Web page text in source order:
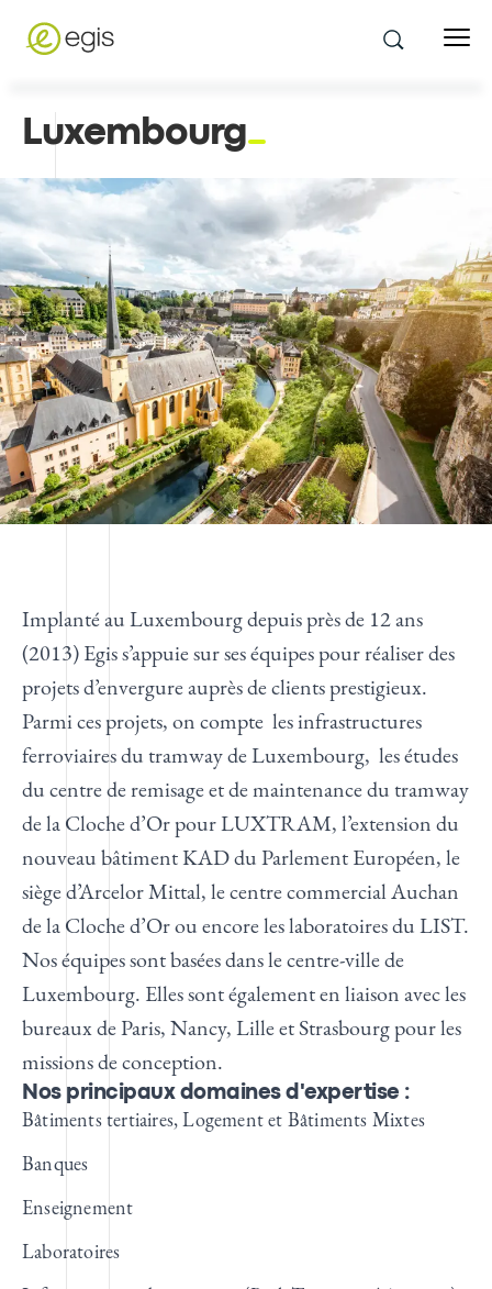
Luxembourg
Implanté au Luxembourg depuis près de 12 ans
(2013) Egis s’appuie sur ses équipes pour réaliser des
projets d’envergure auprès de clients prestigieux.
Parmi ces projets, on compte les infrastructures
ferroviaires du tramway de Luxembourg, les études
du centre de remisage et de maintenance du tramway
de la Cloche d’Or pour LUXTRAM, l’extension du
nouveau bâtiment KAD du Parlement Européen, le
siège d’Arcelor Mittal, le centre commercial Auchan
de la Cloche d’Or ou encore les laboratoires du LIST.
Nos équipes sont basées dans le centre-ville de
Luxembourg. Elles sont également en liaison avec les
bureaux de Paris, Nancy, Lille et Strasbourg pour les
missions de conception.
Nos principaux domaines d'expertise :
Bâtiments tertiaires, Logement et Bâtiments Mixtes
Banques
Enseignement
Laboratoires